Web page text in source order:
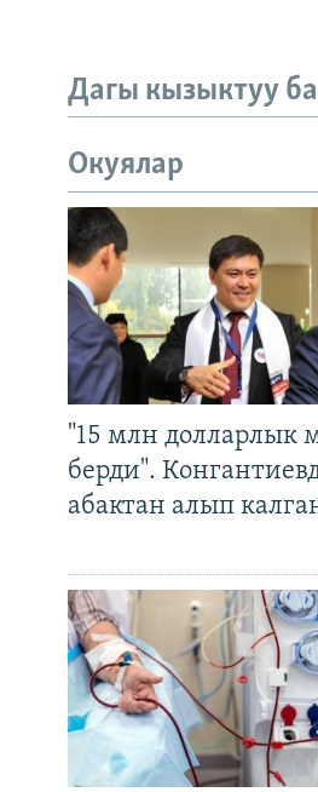
Дагы кызыктуу
Окуялар
"15 млн долларлык
берди".
абактан алып